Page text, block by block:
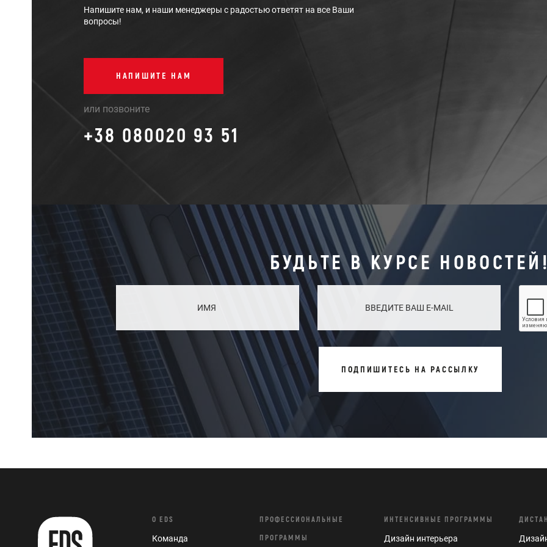
Напишите нам, и наши менеджеры с радостью ответят на все Ваши
вопросы!
НАПИШИТЕ НАМ
или позвоните
+38 080020 93 51
БУДЬТЕ В КУРСЕ
ПОДПИШИТЕСЬ НА РАССЫЛКУ
О EDS
Команда
ПРОФЕССИОНАЛЬНЫЕ
ПРОГРАММЫ
ИНТЕНСИВНЫЕ ПРОГРАММЫ
Дизайн интерьера